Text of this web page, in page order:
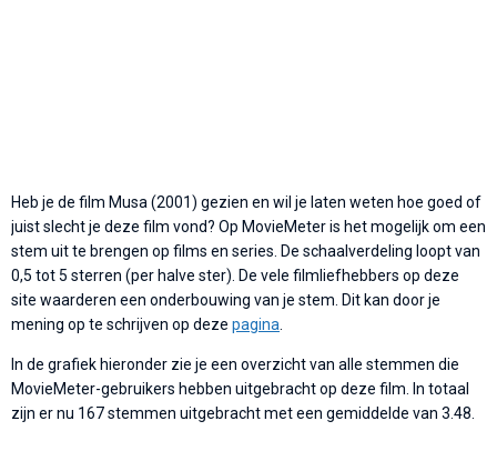
Heb je de film Musa (2001) gezien en wil je laten weten hoe goed of
juist slecht je deze film vond? Op MovieMeter is het mogelijk om een
stem uit te brengen op films en series. De schaalverdeling loopt van
0,5 tot 5 sterren (per halve ster). De vele filmliefhebbers op deze
site waarderen een onderbouwing van je stem. Dit kan door je
mening op te schrijven op deze pagina
In de grafiek hieronder zie je een overzicht van alle stemmen die
MovieMeter-gebruikers hebben uitgebracht op deze film. In totaal
zijn er nu 167 stemmen uitgebracht met een gemiddelde van 3.48.